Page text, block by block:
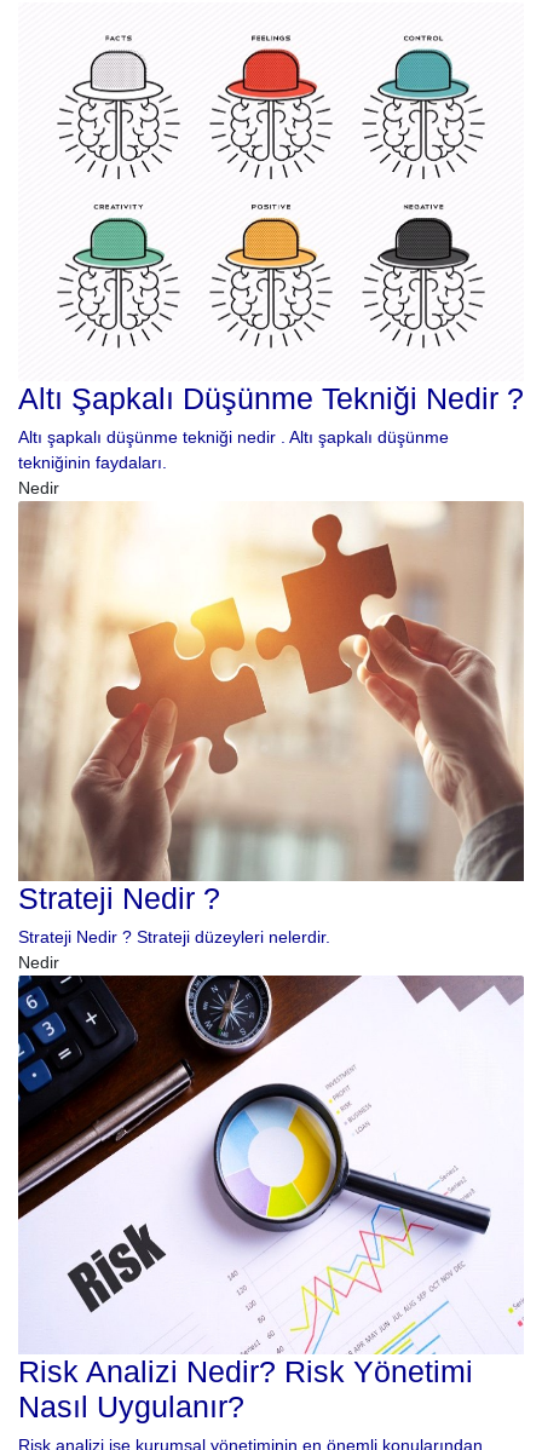
Altı Şapkalı Düşünme Tekniği Nedir ?
Altı şapkalı düşünme tekniği nedir . Altı şapkalı düşünme
tekniğinin faydaları.
Nedir
Strateji Nedir ?
Strateji Nedir ? Strateji düzeyleri nelerdir.
Nedir
Risk Analizi Nedir? Risk Yönetimi
Nasıl Uygulanır?
Risk analizi ise kurumsal yönetiminin en önemli konularından